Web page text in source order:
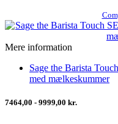
Mere information
Sage the Barista
med mælkeskummer
7464,00 - 9999,00 kr.